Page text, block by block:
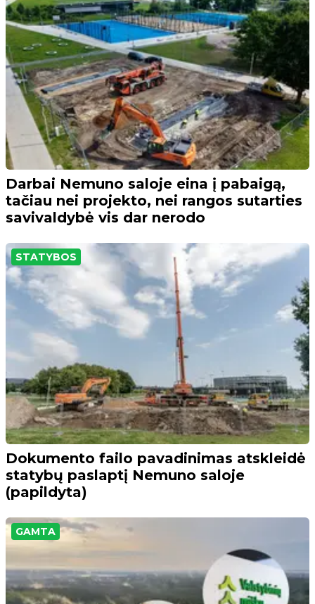
Darbai Nemuno saloje eina į pabaigą,
tačiau nei projekto, nei rangos sutarties
savivaldybė vis dar nerodo
STATYBOS
Dokumento failo pavadinimas atskleidė
statybų paslaptį Nemuno saloje
(papildyta)
GAMTA